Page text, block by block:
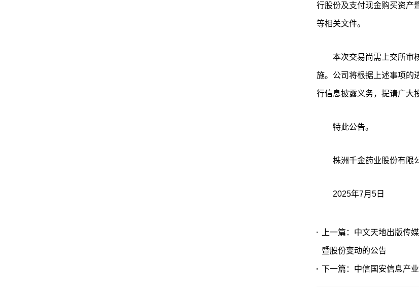
行股份及支付现金购买资产
等相关文件。
本次交易尚需上交所审
施。公司将根据上述事项的
行信息披露义务，提请广大
特此公告。
株洲千金药业股份有限
2025年7月5日
上一篇：中文天地出版传
暨股份变动的公告
下一篇：中信国安信息产